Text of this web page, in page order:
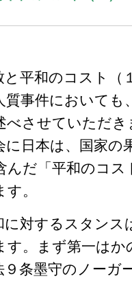
平和のコスト（
質事件においても
べさせていただ
に日本は、国家の
んだ「平和のコ
。
対するスタンス
す。まず第一はか
９条墨守のノーガ